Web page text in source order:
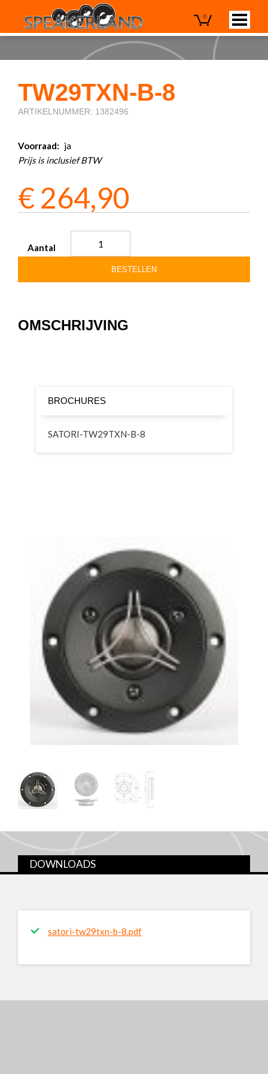
0
TW29TXN-B-8
ARTIKELNUMMER: 1382496
Voorraad: ja
Prijs is inclusief BTW
€264,90
Aantal
BESTELLEN
OMSCHRIJVING
BROCHURES
SATORI-TW29TXN-B-8
DOWNLOADS
satori-tw29txn-b-8.pdf